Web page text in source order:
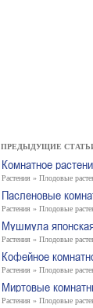
ПРЕДЫДУЩИЕ
Комнатное
Растения » Плодовые
Пасленовые
Растения » Плодовые
Мушмула
Растения » Плодовые
Кофейное
Растения » Плодовые
Миртовые
Растения » Плодовые